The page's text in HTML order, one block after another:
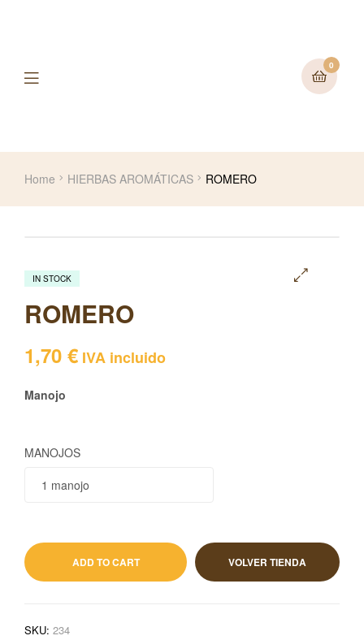
0
Home HIERBAS AROMÁTICAS ROMERO
IN STOCK
ROMERO
1,70 € IVA incluido
Manojo
MANOJOS
ADD TO CART VOLVER TIENDA
SKU: 234